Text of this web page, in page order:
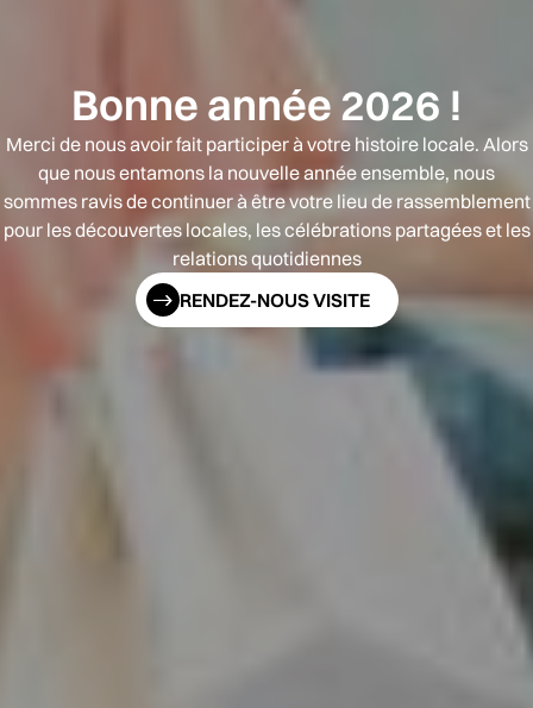
Bonne année 2026 !
Merci de nous avoir fait participer à votre histoire locale. Alors
que nous entamons la nouvelle année ensemble, nous
sommes ravis de continuer à être votre lieu de rassemblement
pour les découvertes locales, les célébrations partagées et les
relations quotidiennes
RENDEZ-NOUS VISITE